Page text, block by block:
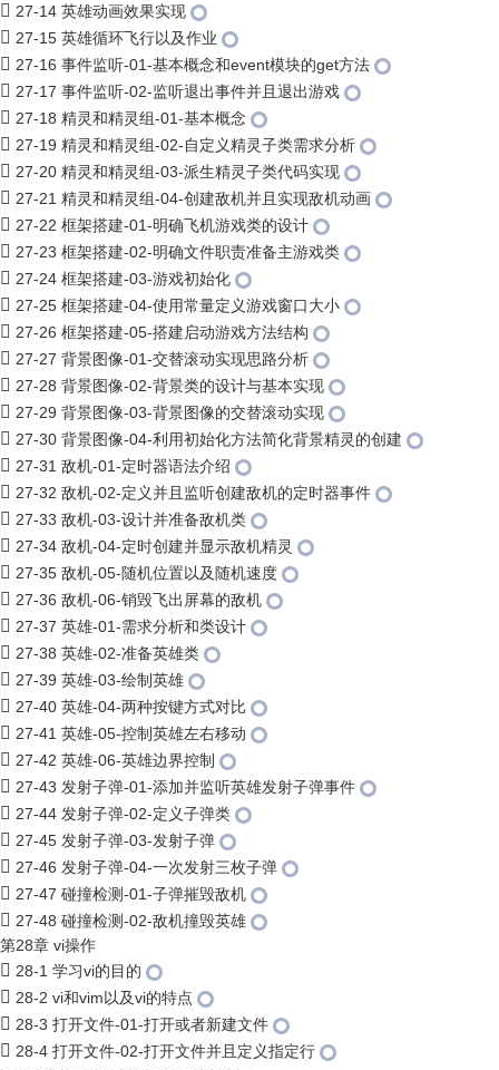
27-14 英雄动画效果实现
27-15 英雄循环飞行以及作业
27-16 事件监听-01-基本概念和event模块的get方法
27-17 事件监听-02-监听退出事件并且退出游戏
27-18 精灵和精灵组-01-基本概念
27-19 精灵和精灵组-02-自定义精灵子类需求分析
27-20 精灵和精灵组-03-派生精灵子类代码实现
27-21 精灵和精灵组-04-创建敌机并且实现敌机动画
27-22 框架搭建-01-明确飞机游戏类的设计
27-23 框架搭建-02-明确文件职责准备主游戏类
27-24 框架搭建-03-游戏初始化
27-25 框架搭建-04-使用常量定义游戏窗口大小
27-26 框架搭建-05-搭建启动游戏方法结构
27-27 背景图像-01-交替滚动实现思路分析
27-28 背景图像-02-背景类的设计与基本实现
27-29 背景图像-03-背景图像的交替滚动实现
27-30 背景图像-04-利用初始化方法简化背景精灵的创建
27-31 敌机-01-定时器语法介绍
27-32 敌机-02-定义并且监听创建敌机的定时器事件
27-33 敌机-03-设计并准备敌机类
27-34 敌机-04-定时创建并显示敌机精灵
27-35 敌机-05-随机位置以及随机速度
27-36 敌机-06-销毁飞出屏幕的敌机
27-37 英雄-01-需求分析和类设计
27-38 英雄-02-准备英雄类
27-39 英雄-03-绘制英雄
27-40 英雄-04-两种按键方式对比
27-41 英雄-05-控制英雄左右移动
27-42 英雄-06-英雄边界控制
27-43 发射子弹-01-添加并监听英雄发射子弹事件
27-44 发射子弹-02-定义子弹类
27-45 发射子弹-03-发射子弹
27-46 发射子弹-04-一次发射三枚子弹
27-47 碰撞检测-01-子弹摧毁敌机
27-48 碰撞检测-02-敌机撞毁英雄
第28章 vi操作
28-1 学习vi的目的
28-2 vi和vim以及vi的特点
28-3 打开文件-01-打开或者新建文件
28-4 打开文件-02-打开文件并且定义指定行